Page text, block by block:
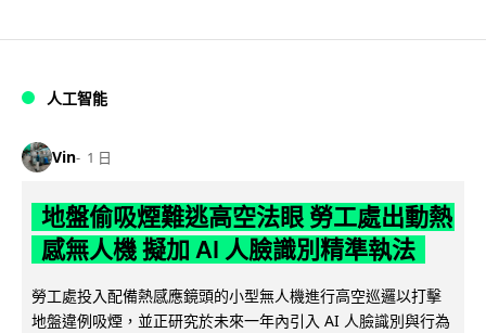
人工智能
Vin 1 日
地盤偷吸煙難逃高空法眼 勞工處出動熱
感無人機 擬加 AI 人臉識別精準執法
勞工處投入配備熱感應鏡頭的小型無人機進行高空巡邏以打擊
地盤違例吸煙，並正研究於未來一年內引入 AI 人臉識別與行為